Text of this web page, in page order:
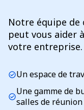
Notre équipe de
peut vous aider
votre entreprise.
check_circleUn espace de
check_circleUne gamme de
salles de